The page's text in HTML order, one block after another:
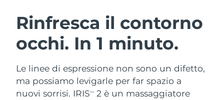
Rinfresca il contorno
occhi. In 1 minuto.
Le linee di espressione non sono un difetto,
ma possiamo levigarle per far spazio a
nuovi sorrisi. IRISTM
2 è un massaggiatore
LUNA™ 4 pacchetto
Anti-aging massage
BEAR™ 2 pacchetto
Microcurrent toning
Austria Consegna stimata
Bahrein Consegna stimata
Belgio
Bermuda Consegna stimata